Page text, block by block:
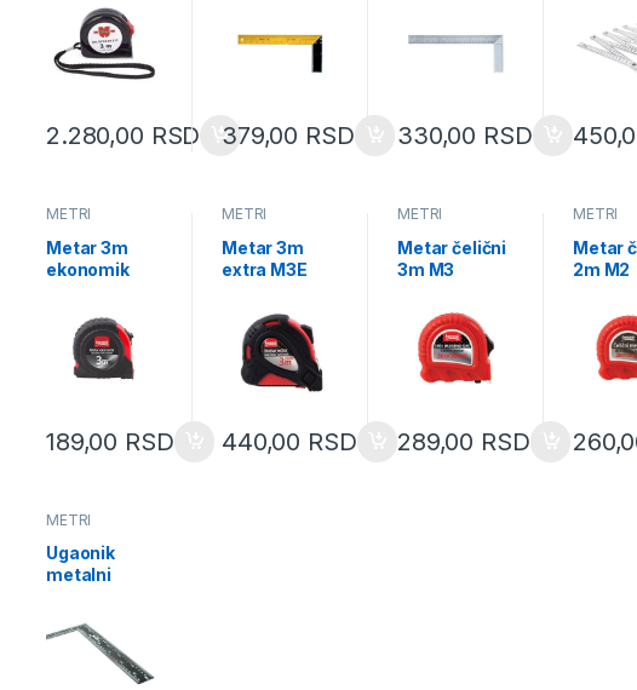
2.280,00 RSD 379,00 RSD 330,00 RSD
METRI
Metar 3m
ekonomik
189,00 RSD
METRI
Metar 3m
extra M3E
440,00 RSD
METRI
Metar čelični
3m M3
289,00 RSD
METRI
Metar
2m M2
METRI
Ugaonik
metalni